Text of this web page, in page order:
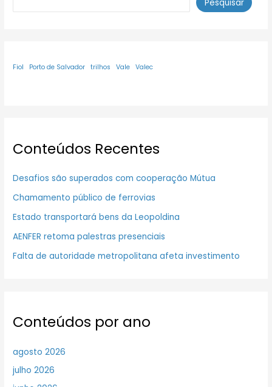
Pesquisar
Fiol Porto de Salvador trilhos Vale Valec
Conteúdos Recentes
Desafios são superados com cooperação Mútua
Chamamento público de ferrovias
Estado transportará bens da Leopoldina
AENFER retoma palestras presenciais
Falta de autoridade metropolitana afeta investimento
Conteúdos por ano
agosto 2026
julho 2026